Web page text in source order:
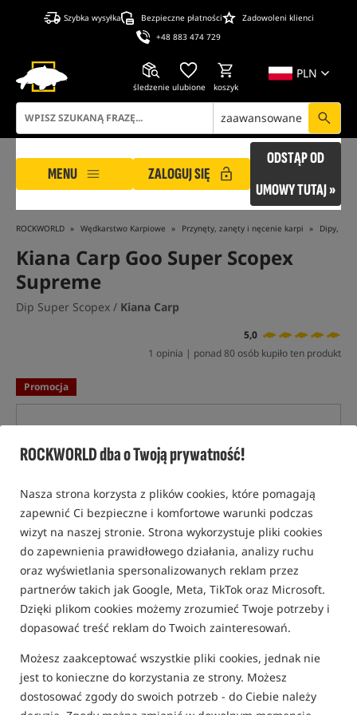
ROCKWORLD dba o Twoją prywatność!
Nasza strona korzysta z plików cookies, które pomagają
zapewnić Ci bezpieczne i komfortowe warunki podczas
wizyt na naszej stronie. Strona wykorzystuje pliki cookies
do zapewnienia prawidłowego działania, analizy ruchu
oraz wyświetlania spersonalizowanych reklam przez
partnerów takich jak Google, Meta, TikTok oraz Microsoft.
Dzięki plikom cookies możemy zrozumieć Twoje potrzeby i
dopasować treść reklam do Twoich zainteresowań.
Możesz zaakceptować wszystkie pliki cookies, jednak nie
jest to konieczne do korzystania ze strony. Możesz
dostosować zgody do swoich potrzeb - do Ciebie należy
Szybka wysyłka Bezpieczne płatności
Zadowoleni klienci
+48 883 474 729
PLN
śledzenie ulubione koszyk
zaawansowane
MENU ZALOGUJ SIĘ
ODSTĄP OD
UMOWY TUTAJ »
ROCKWORLD Wędkarstwo Karpiowe Przynęty, zanęty i nęcenie karpi Dipy,
Kiana Carp Goo Super Scopex
Supreme
Dip Super Scopex / Kiana Carp
5,0
1 opinia | ponad 80 osób kupiło ten produkt
Promocja